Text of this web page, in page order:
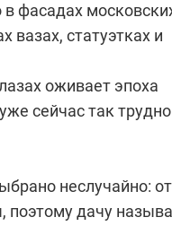
фасадах
вазах, статуэтках и
оживает эпоха
сейчас так трудно
неслучайно: от
поэтому дачу